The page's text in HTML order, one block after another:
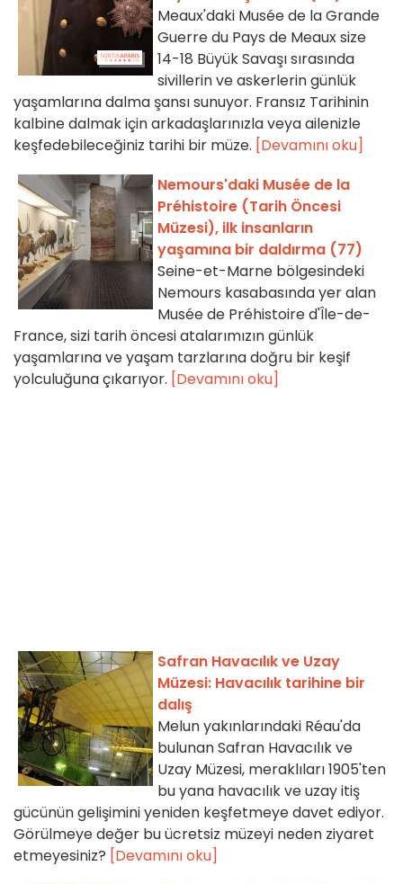
Meaux'daki Musée de la Grande
Guerre du Pays de Meaux size
14-18 Büyük Savaşı sırasında
sivillerin ve askerlerin günlük
yaşamlarına dalma şansı sunuyor. Fransız Tarihinin
kalbine dalmak için arkadaşlarınızla veya ailenizle
keşfedebileceğiniz tarihi bir müze. [Devamını oku]
Nemours'daki Musée de la
Préhistoire (Tarih Öncesi
Müzesi), ilk insanların
yaşamına bir daldırma (77)
Seine-et-Marne bölgesindeki
Nemours kasabasında yer alan
Musée de Préhistoire d'Île-de-
France, sizi tarih öncesi atalarımızın günlük
yaşamlarına ve yaşam tarzlarına doğru bir keşif
yolculuğuna çıkarıyor. [Devamını oku]
Safran Havacılık ve Uzay
Müzesi: Havacılık tarihine bir
dalış
Melun yakınlarındaki Réau'da
bulunan Safran Havacılık ve
Uzay Müzesi, meraklıları 1905'ten
bu yana havacılık ve uzay itiş
gücünün gelişimini yeniden keşfetmeye davet ediyor.
Görülmeye değer bu ücretsiz müzeyi neden ziyaret
etmeyesiniz? [Devamını oku]